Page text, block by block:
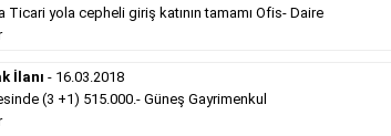
Hürriyet Sosyal İlanlarımız
Hürriyet Vefat İlanı
Ticari yola cepheli giriş katının tamamı Ofis- Daire
İlanı - 16.03.2018
(3 +1) 515.000.- Güneş Gayrimenkul